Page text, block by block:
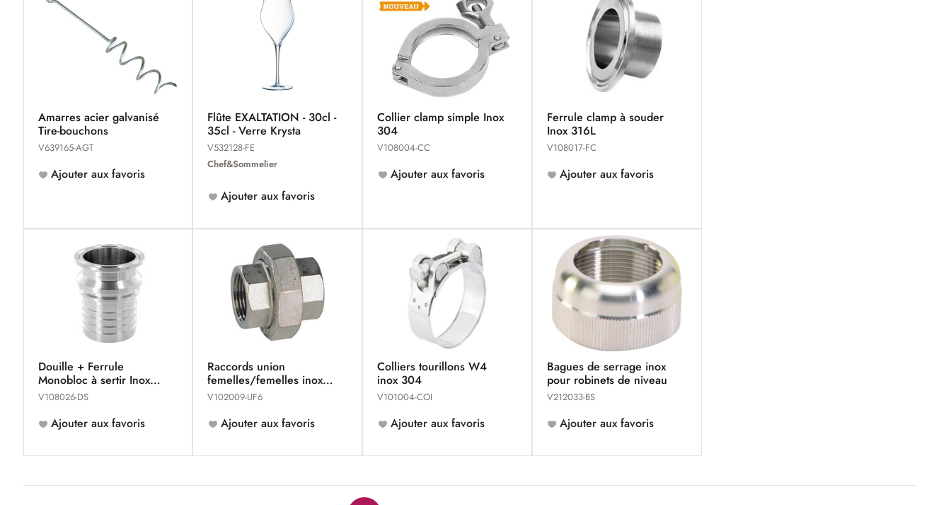
Amarres acier galvanisé
Tire-bouchons
V639165-AGT
Ajouter aux favoris
Flûte EXALTATION - 30cl -
35cl - Verre Krysta
V532128-FE
Chef&Sommelier
Ajouter aux favoris
Collier clamp simple Inox
304
V108004-CC
Ajouter aux favoris
Ferrule clamp à souder
Inox 316L
V108017-FC
Ajouter aux favoris
Douille + Ferrule
Monobloc à sertir Inox
316
V108026-DS
Ajouter aux favoris
Raccords union
femelles/femelles inox
316 GAZ
V102009-UF6
Ajouter aux favoris
Colliers tourillons W4
inox 304
V101004-COI
Ajouter aux favoris
Bagues de serrage inox
pour robinets de niveau
V212033-BS
Ajouter aux favoris